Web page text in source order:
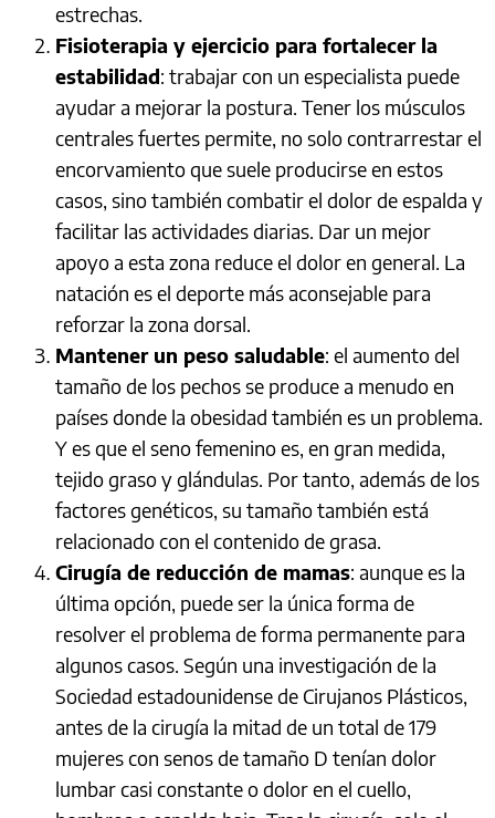
estrechas.
Fisioterapia y ejercicio para fortalecer la
estabilidad: trabajar con un especialista puede
ayudar a mejorar la postura. Tener los músculos
centrales fuertes permite, no solo contrarrestar el
encorvamiento que suele producirse en estos
casos, sino también combatir el dolor de espalda y
facilitar las actividades diarias. Dar un mejor
apoyo a esta zona reduce el dolor en general. La
natación es el deporte más aconsejable para
reforzar la zona dorsal.
Mantener un peso saludable: el aumento del
tamaño de los pechos se produce a menudo en
países donde la obesidad también es un problema.
Y es que el seno femenino es, en gran medida,
tejido graso y glándulas. Por tanto, además de los
factores genéticos, su tamaño también está
relacionado con el contenido de grasa.
Cirugía de reducción de mamas: aunque es la
última opción, puede ser la única forma de
resolver el problema de forma permanente para
algunos casos. Según una investigación de la
Sociedad estadounidense de Cirujanos Plásticos,
antes de la cirugía la mitad de un total de 179
mujeres con senos de tamaño D tenían dolor
lumbar casi constante o dolor en el cuello,